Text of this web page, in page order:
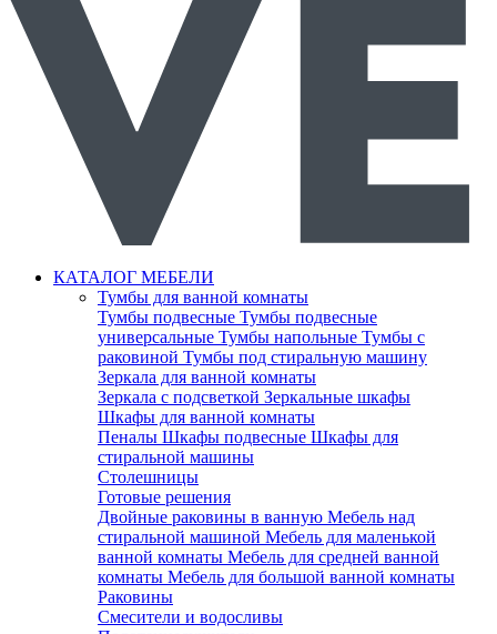
КАТАЛОГ МЕБЕЛИ
Тумбы для ванной комнаты
Тумбы подвесные Тумбы подвесные
универсальные Тумбы напольные Тумбы с
раковиной Тумбы под стиральную машину
Зеркала для ванной комнаты
Зеркала с подсветкой Зеркальные шкафы
Шкафы для ванной комнаты
Пеналы Шкафы подвесные Шкафы для
стиральной машины
Столешницы
Готовые решения
Двойные раковины в ванную Мебель над
стиральной машиной Мебель для маленькой
ванной комнаты Мебель для средней ванной
комнаты Мебель для большой ванной комнаты
Раковины
Смесители и водосливы